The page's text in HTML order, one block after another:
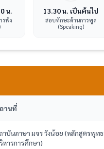
น.
รฟัง
13.30 น. เป็นต้นไป
สอบทักษะด้านการพูด
(Speaking)
านที่
าบันภาษา มจร วังน้อย (หลักสูตรพุทธ
หารการศึกษา)